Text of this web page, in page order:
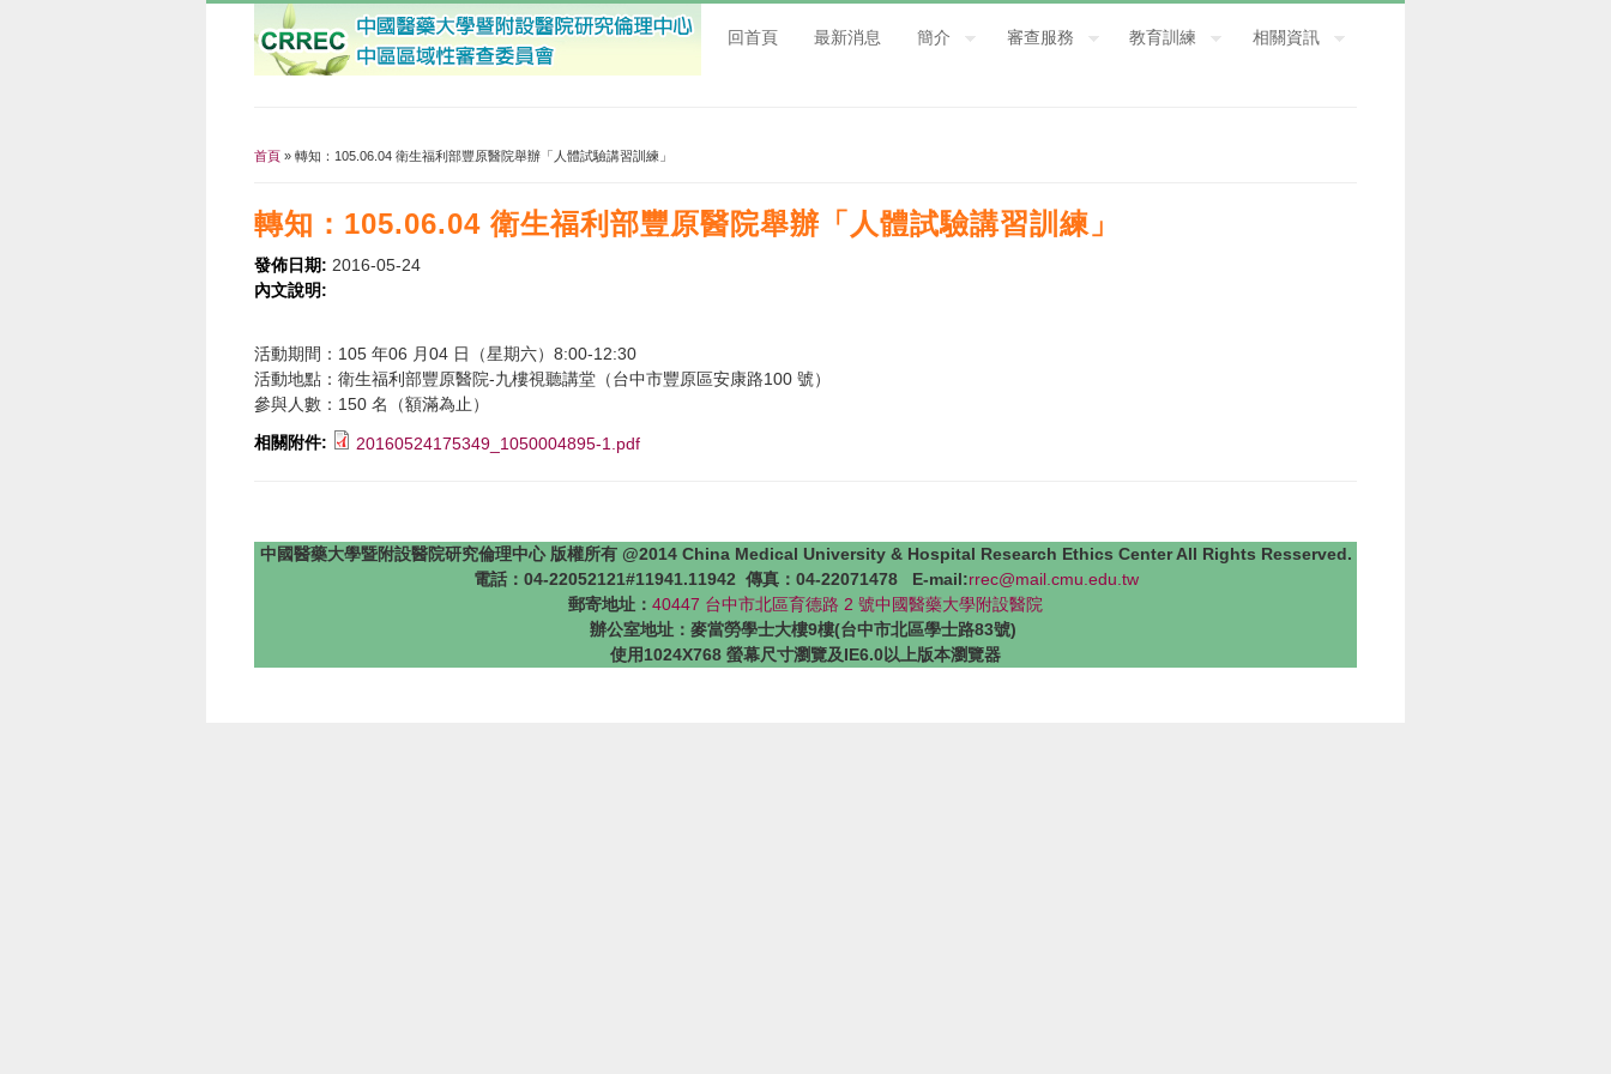
回首頁 最新消息 簡介 審查服務 教育訓練 相關資訊
首頁 » 轉知：105.06.04 衛生福利部豐原醫院舉辦「人體試驗講習訓練」
轉知：105.06.04 衛生福利部豐原醫院舉辦「人體試驗講習訓練」
發佈日期: 2016-05-24
內文說明:
活動期間：105 年06 月04 日（星期六）8:00-12:30
活動地點：衛生福利部豐原醫院-九樓視聽講堂（台中市豐原區安康路100 號）
參與人數：150 名（額滿為止）
相關附件: 20160524175349_1050004895-1.pdf
中國醫藥大學暨附設醫院研究倫理中心 版權所有 @2014 China Medical University & Hospital Research Ethics Center All Rights Resserved.
電話：04-22052121#11941.11942 傳真：04-22071478 E-mail:rrec@mail.cmu.edu.tw
郵寄地址： 40447 台中市北區育德路 2 號中國醫藥大學附設醫院
辦公室地址：麥當勞學士大樓9樓(台中市北區學士路83號)
使用1024X768 螢幕尺寸瀏覽及IE6.0以上版本瀏覽器